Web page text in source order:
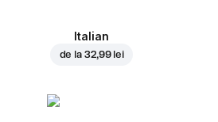
Italian
de la 32,99 lei